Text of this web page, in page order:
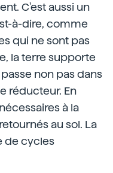
C'est aussi un
à-dire, comme
qui ne sont pas
la terre supporte
non pas dans
réducteur. En
à la
au sol. La
de cycles